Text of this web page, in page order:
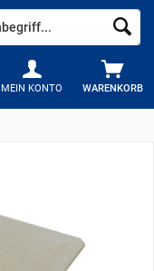
WARENKORB
MEIN KONTO